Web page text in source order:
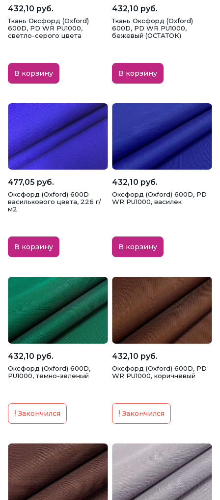
432,10 руб.
Ткань Оксфорд (Oxford)
600D, PD WR PU1000,
светло-серого цвета
В корзину
432,10 руб.
Ткань Оксфорд (Oxford)
600D, PD WR PU1000,
бежевый (ОСТАТОК)
В корзину
477,05 руб.
Оксфорд (Oxford) 600D
василькового цвета, 226 г/
м2
В корзину
432,10 руб.
Оксфорд (Oxford) 600D, PD
WR PU1000, василек
В корзину
432,10 руб.
Оксфорд (Oxford) 600D,
PU1000, темно-зеленый
Закончился
432,10 руб.
Оксфорд (Oxford) 600D, PD
WR PU1000, коричневый
Закончился